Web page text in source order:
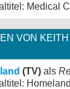
Medical
VON
(TV) als